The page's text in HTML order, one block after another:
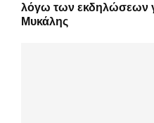
λόγω των εκδηλώσεων
Μυκάλης